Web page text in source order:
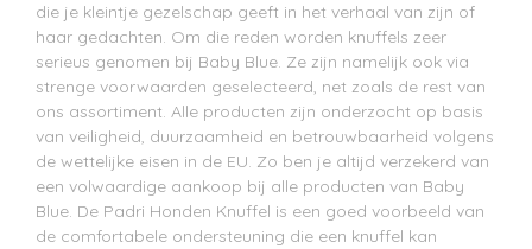
die je kleintje gezelschap geeft in het verhaal van zijn of
haar gedachten. Om die reden worden knuffels zeer
serieus genomen bij Baby Blue. Ze zijn namelijk ook via
strenge voorwaarden geselecteerd, net zoals de rest van
ons assortiment. Alle producten zijn onderzocht op basis
van veiligheid, duurzaamheid en betrouwbaarheid volgens
de wettelijke eisen in de EU. Zo ben je altijd verzekerd van
een volwaardige aankoop bij alle producten van Baby
Blue. De Padri Honden Knuffel is een goed voorbeeld van
de comfortabele ondersteuning die een knuffel kan